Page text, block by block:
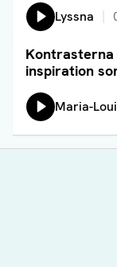
Lyssna
Kontrasterna
inspiration
Läs artikel
Lyssna på:
Maria-